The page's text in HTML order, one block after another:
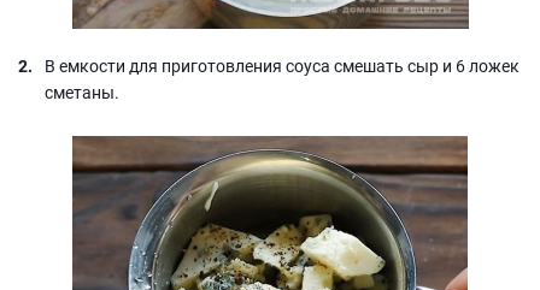
В емкости для приготовления соуса смешать сыр и 6 ложек
сметаны.